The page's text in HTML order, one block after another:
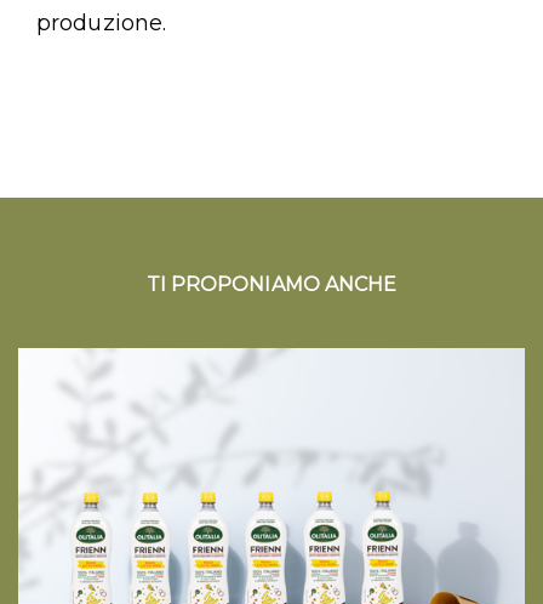
produzione.
TI PROPONIAMO ANCHE